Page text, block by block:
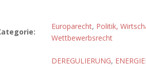
Europarecht, Politik,
Wettbewerbsrecht
DEREGULIERUNG,